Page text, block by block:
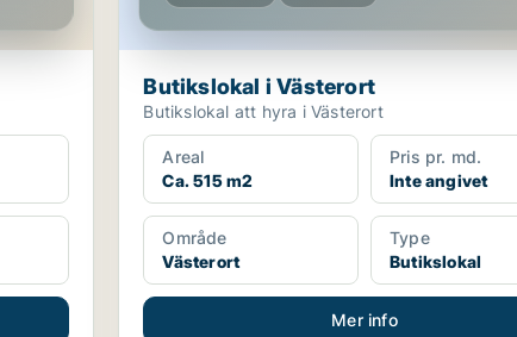
Butikslokal i Västerort
Butikslokal att hyra i Västerort
Areal
Ca. 515 m2
Pris pr. md.
Inte angivet
Område
Västerort
Type
Butikslokal
Mer info